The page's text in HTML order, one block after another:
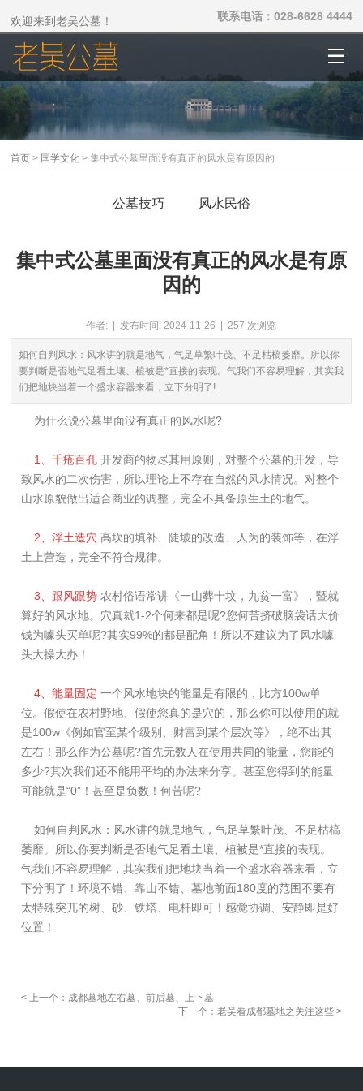
欢迎来到老吴公墓！ 联系电话：028-6628 4444
首页 > 国学文化 > 集中式公墓里面没有真正的风水是有原因的
公墓技巧 风水民俗
集中式公墓里面没有真正的风水是有原
因的
作者: | 发布时间: 2024-11-26 | 257 次浏览
如何自判风水：风水讲的就是地气，气足草繁叶茂、不足枯槁萎靡。所以你
要判断是否地气足看土壤、植被是*直接的表现。气我们不容易理解，其实我
们把地块当着一个盛水容器来看，立下分明了!
为什么说公墓里面没有真正的风水呢?
1、千疮百孔 开发商的物尽其用原则，对整个公墓的开发，导
致风水的二次伤害，所以理论上不存在自然的风水情况。对整个
山水原貌做出适合商业的调整，完全不具备原生土的地气。
2、浮土造穴 高坎的填补、陡坡的改造、人为的装饰等，在浮
土上营造，完全不符合规律。
3、跟风跟势 农村俗语常讲《一山葬十坟，九贫一富》，暨就
算好的风水地。穴真就1-2个何来都是呢?您何苦挤破脑袋话大价
钱为噱头买单呢?其实99%的都是配角！所以不建议为了风水噱
头大操大办！
4、能量固定 一个风水地块的能量是有限的，比方100w单
位。假使在农村野地、假使您真的是穴的，那么你可以使用的就
是100w《例如官至某个级别、财富到某个层次等》，绝不出其
左右！那么作为公墓呢?首先无数人在使用共同的能量，您能的
多少?其次我们还不能用平均的办法来分享。甚至您得到的能量
可能就是“0”！甚至是负数！何苦呢?
如何自判风水：风水讲的就是地气，气足草繁叶茂、不足枯槁
萎靡。所以你要判断是否地气足看土壤、植被是*直接的表现。
气我们不容易理解，其实我们把地块当着一个盛水容器来看，立
下分明了！环境不错、靠山不错、墓地前面180度的范围不要有
太特殊突兀的树、砂、铁塔、电杆即可！感觉协调、安静即是好
位置！
< 上一个：成都墓地左右墓、前后墓、上下墓
下一个：老吴看成都墓地之关注这些 >